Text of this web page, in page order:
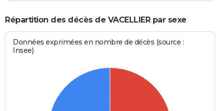
Répartition des décès de VACELLIER par sexe
Données exprimées en nombre de décès (source :
Insee)